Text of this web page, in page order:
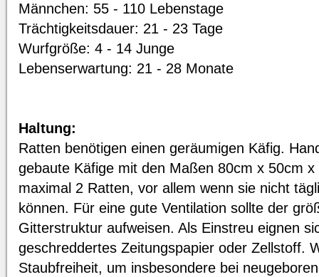
Männchen: 55 - 110 Lebenstage
Trächtigkeitsdauer: 21 - 23 Tage
Wurfgröße: 4 - 14 Junge
Lebenserwartung: 21 - 28 Monate
Haltung:
Ratten benötigen einen geräumigen Käfig.
gebaute Käfige mit den Maßen 80cm x 50cm
maximal 2 Ratten, vor allem wenn sie nicht
können. Für eine gute Ventilation sollte der
Gitterstruktur aufweisen. Als Einstreu eignen
geschreddertes Zeitungspapier oder Zellstoff.
Staubfreiheit, um insbesondere bei